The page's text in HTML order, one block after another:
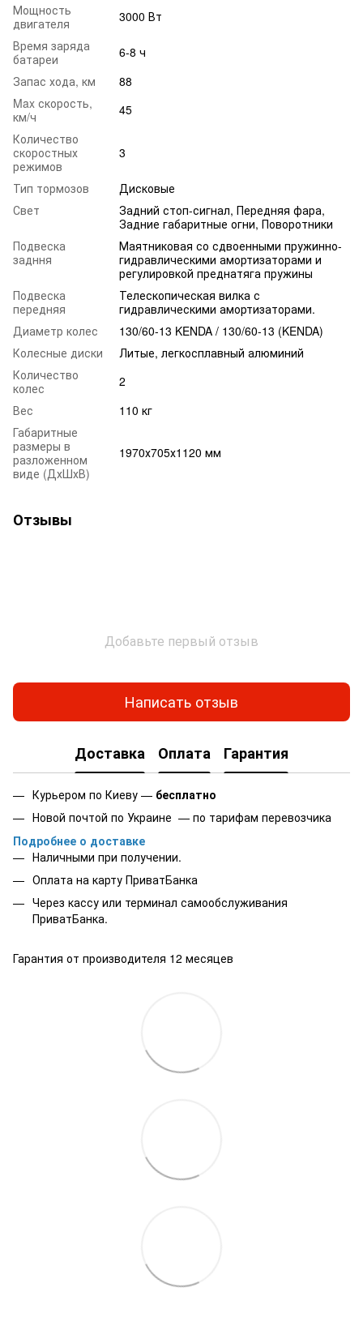
Мощность
двигателя
3000 Вт
Время заряда
батареи
6-8 ч
Запас хода, км
88
Max скорость,
км/ч
45
Количество
скоростных
режимов
3
Тип тормозов
Дисковые
Свет
Задний стоп-сигнал, Передняя фара,
Задние габаритные огни, Поворотники
Подвеска
задння
Маятниковая со сдвоенными пружинно-
гидравлическими амортизаторами и
регулировкой преднатяга пружины
Подвеска
передняя
Телескопическая вилка с
гидравлическими амортизаторами.
Диаметр колес
130/60-13 KENDA / 130/60-13 (KENDA)
Колесные диски
Литые, легкосплавный алюминий
Количество
колес
2
Вес
110 кг
Габаритные
размеры в
разложенном
виде (ДхШхВ)
1970х705х1120 мм
Отзывы
Добавьте первый отзыв
Написать отзыв
Доставка Оплата Гарантия
Курьером по Киеву — бесплатно
Новой почтой по Украине — по тарифам перевозчика
Подробнее о доставке
Наличными при получении.
Оплата на карту ПриватБанка
Через кассу или терминал самообслуживания
ПриватБанка.
Гарантия от производителя 12 месяцев